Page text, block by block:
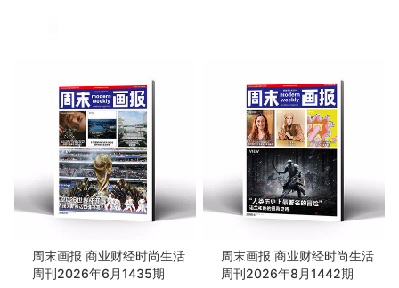
周末画报 商业财经时尚生活
周刊2026年6月1435期
周末画报 商业财经时尚生活
周刊2026年8月1442期